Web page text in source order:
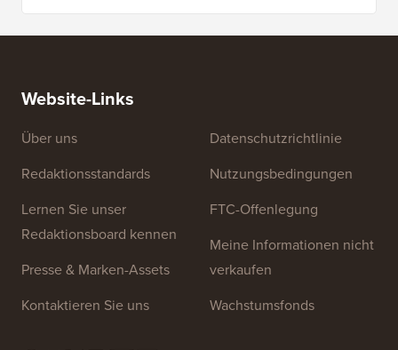
Website-Links
Über uns
Redaktionsstandards
Lernen Sie unser
Redaktionsboard kennen
Presse & Marken-Assets
Kontaktieren Sie uns
Datenschutzrichtlinie
Nutzungsbedingungen
FTC-Offenlegung
Meine Informationen nicht
verkaufen
Wachstumsfonds